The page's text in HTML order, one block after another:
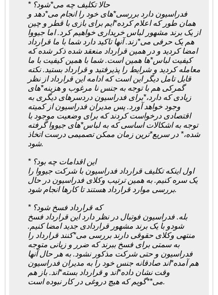
* حالا تکلیف چه می*شود؟
فدراسیون دارد بررسی*های خود را انجام می*دهد و
همان طور که اعلام کرده*ایم برای بازی با قطر و چین
از یک برند مشهور لباس خریداری خواهیم کرد. اما جیووا
هم یک حرفی می*زند. آنها تاکید دارد شما با ما قرارداد
امضا کردید و در همین قرارداد منعقد شده ذکر شده که
کیفیت لباس*ها همین است. شما با همین کیفیت با ما
معامله کردید و شرایط را پذیرفتید و قرارداد بستید. نکته
قابل تامل دیگر این است که ادامه این قرارداد از نظر
گمرکی هم با توجه به جنس نا مرغوب و هزینه*های
زیادی که دارد،*برای فدراسیون دردسرهای دیگری به
وجود خواهد آورد. پس مدیران فدراسیون از کمیته
اقتصادی درخواست کردند که برای وضعیت موجود با
توجه به اشکالات اساسی که به لباس*های جیووا گرفته
شده،* در سریع*ترین زمان ممکن تصمیمی درست اتخاذ
شود.
* این اقدامات چه بود؟
اول اینکه تکلیف قرارداد فدراسیون با شرکت جیووا را
یک سره کنیم. به همین ترتیب وکلای فدراسیون در حال
بررسی موارد قرارداد هستند تا کارها انجام شود.
* که قرارداد فسخ شود؟
بله. فدراسیون فوتبال در نظر دارد این قرارداد فسخ
شودو با یک برند مشهور قراردادی جدید امضا کنیم.
منتهی وکلای حقوقی دارند بررسی می*کنند قرارداد را
به سمتی برای فسخ ببرند که ضرر و زیانی متوجه
فدراسیون و حتی شرکت مذکور نشود. به هر حال آنها
هم آمده*اند صادقانه جنس خود را به مدیران فدراسیون
وقت نشان داده*اند و قرارداد بسته*اند. باز هم
می**گویم که هیچ دروغی در کار نبوده است.